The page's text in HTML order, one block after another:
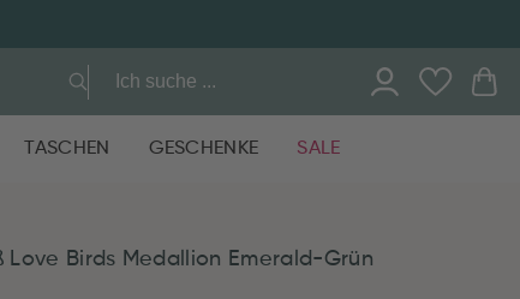
TASCHEN GESCHENKE SALE
Love Birds Medallion Emerald-Grün